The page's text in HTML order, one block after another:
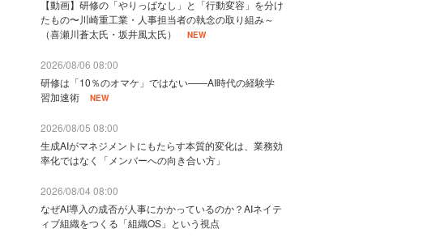
【動画】研修の「やりっぱなし」と「行動変容」を分け
たもの〜川崎重工業・人事担当者の執念の取り組み～
（喜瀬川蒼太氏・坂井風太氏）
NEW
2026/08/06 08:00
研修は「10％のオマケ」ではない——AI時代の経験学
習加速術
NEW
2026/08/05 08:00
生成AIがマネジメントにもたらす本質的変化は、業務効
率化ではなく「メンバーへの向き合い方」
2026/08/04 08:00
なぜAI導入の成否が人事にかかっているのか？AIネイテ
ィブ組織をつくる「組織OS」という視点